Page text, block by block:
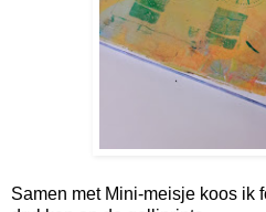
Samen met Mini-meisje koos ik